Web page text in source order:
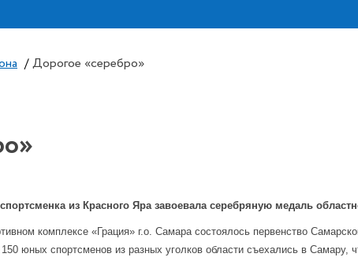
/ Дорогое «серебро»
из Красного Яра завоевала серебряную медаль
комплексе «Грация» г.о. Самара состоялось первенство
юных спортсменов из разных уголков области съехались в Самару,